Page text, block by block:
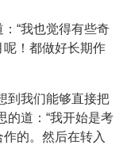
“我也觉得有些奇
！都做好长期作
到我们能够直接把
的道：“我开始是考
的。然后在转入